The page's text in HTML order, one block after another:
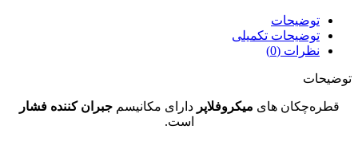
توضیحات
توضیحات تکمیلی
نظرات (0)
توضیحات
قطره‌چکان های میکروفلاپر دارای مکانیسمجبران کننده فشار
است.